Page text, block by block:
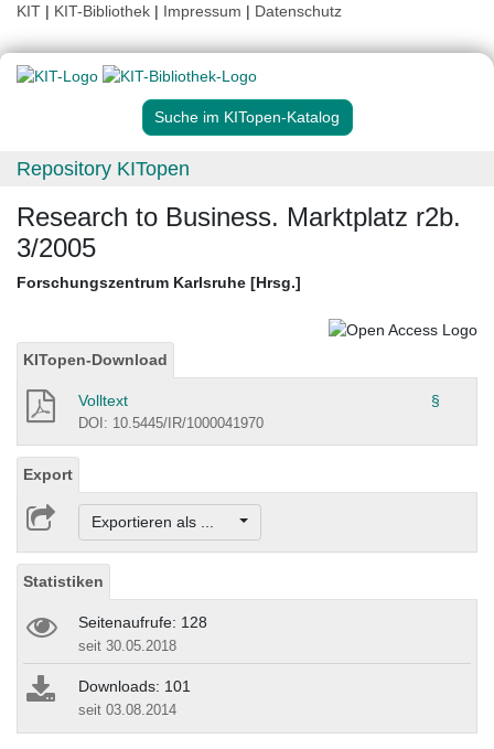
KIT | KIT-Bibliothek | Impressum | Datenschutz
Suche im KITopen-Katalog
Repository KITopen
Research to Business. Marktplatz r2b.
3/2005
Forschungszentrum Karlsruhe [Hrsg.]
KITopen-Download
Volltext §
DOI: 10.5445/IR/1000041970
Export
Exportieren als ...
Statistiken
Seitenaufrufe: 128
seit 30.05.2018
Downloads: 101
seit 03.08.2014